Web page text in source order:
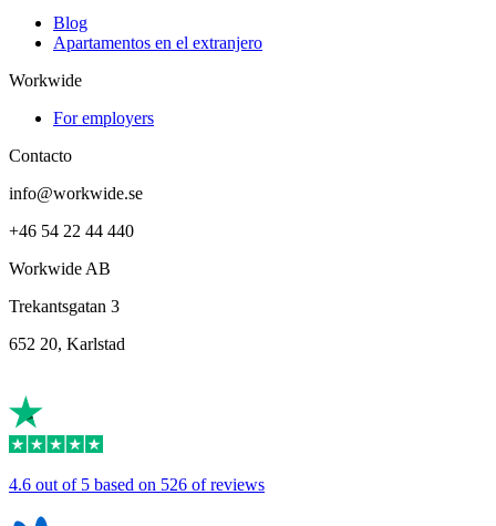
Blog
Apartamentos en el extranjero
Workwide
For employers
Contacto
info@workwide.se
+46 54 22 44 440
Workwide AB
Trekantsgatan 3
652 20, Karlstad
4.6 out of 5 based on 526 of reviews